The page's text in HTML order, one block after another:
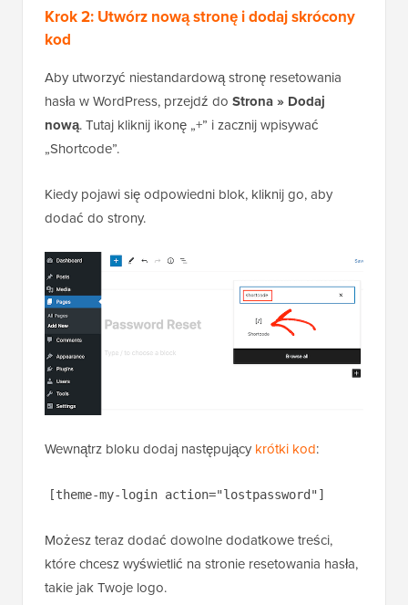
Krok 2: Utwórz nową stronę i dodaj skrócony
kod
Aby utworzyć niestandardową stronę resetowania
hasła w WordPress, przejdź do Strona » Dodaj
nową. Tutaj kliknij ikonę „+” i zacznij wpisywać
„Shortcode”.
Kiedy pojawi się odpowiedni blok, kliknij go, aby
dodać do strony.
Wewnątrz bloku dodaj następujący krótki kod:
[theme-my-login action="lostpassword"]
Możesz teraz dodać dowolne dodatkowe treści,
które chcesz wyświetlić na stronie resetowania hasła,
takie jak Twoje logo.